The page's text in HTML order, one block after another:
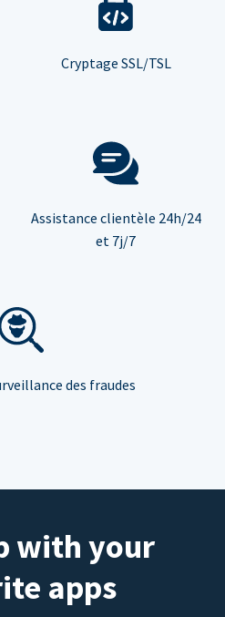
Cryptage SSL/TSL
Assistance clientèle 24h/24
et 7j/7
des fraudes
with your
apps